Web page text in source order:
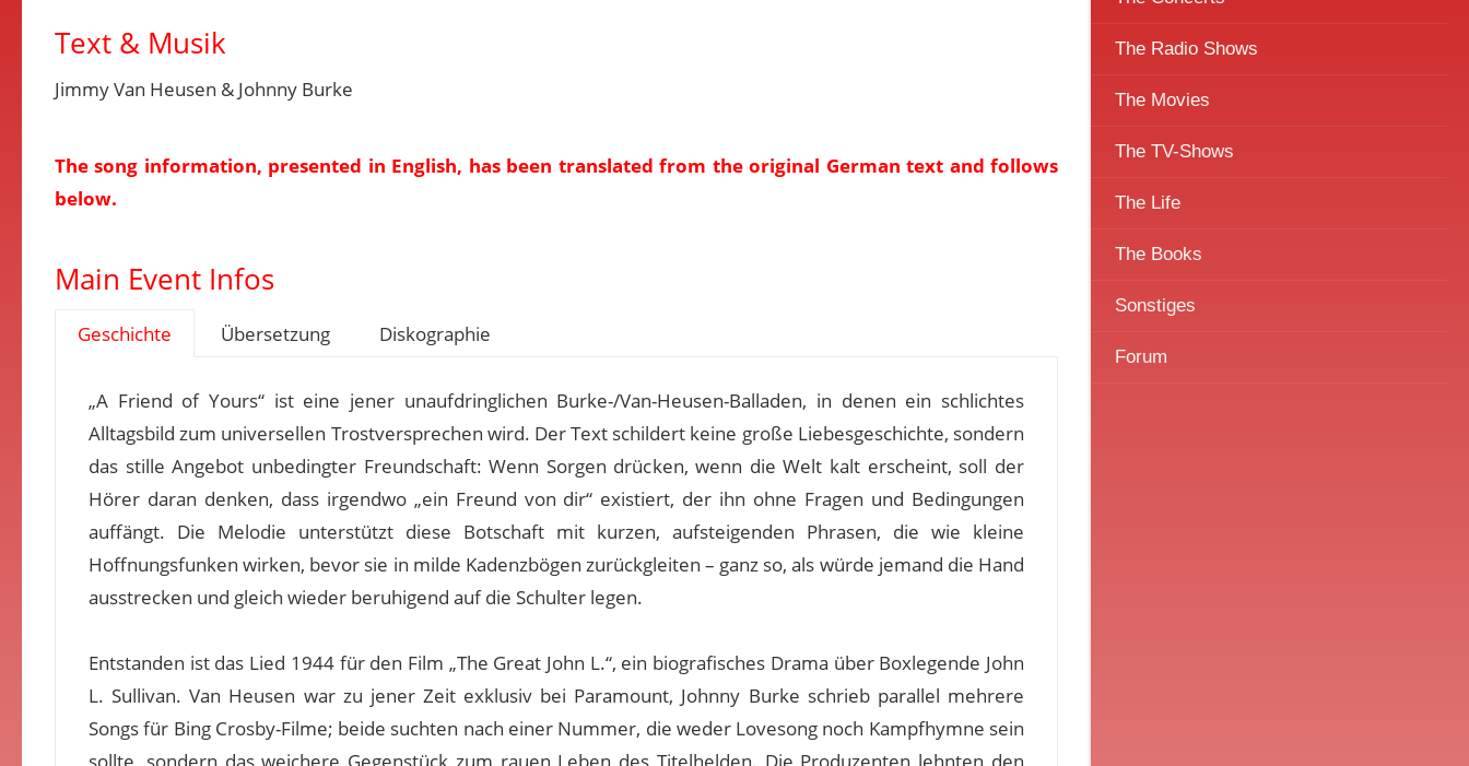
The Radio Shows
The Movies
The TV-Shows
The Life
The Books
Sonstiges
Forum
Text & Musik
Jimmy Van Heusen & Johnny Burke
The song information, presented in English, has been translated from the original German text and follows
below.
Main Event Infos
Geschichte Übersetzung Diskographie
„A Friend of Yours“ ist eine jener unaufdringlichen Burke-/Van-Heusen-Balladen, in denen ein schlichtes
Alltagsbild zum universellen Trostversprechen wird. Der Text schildert keine große Liebesgeschichte, sondern
das stille Angebot unbedingter Freundschaft: Wenn Sorgen drücken, wenn die Welt kalt erscheint, soll der
Hörer daran denken, dass irgendwo „ein Freund von dir“ existiert, der ihn ohne Fragen und Bedingungen
auffängt. Die Melodie unterstützt diese Botschaft mit kurzen, aufsteigenden Phrasen, die wie kleine
Hoffnungsfunken wirken, bevor sie in milde Kadenzbögen zurückgleiten – ganz so, als würde jemand die Hand
ausstrecken und gleich wieder beruhigend auf die Schulter legen.
Entstanden ist das Lied 1944 für den Film „The Great John L.“, ein biografisches Drama über Boxlegende John
L. Sullivan. Van Heusen war zu jener Zeit exklusiv bei Paramount, Johnny Burke schrieb parallel mehrere
Songs für Bing Crosby-Filme; beide suchten nach einer Nummer, die weder Lovesong noch Kampfhymne sein